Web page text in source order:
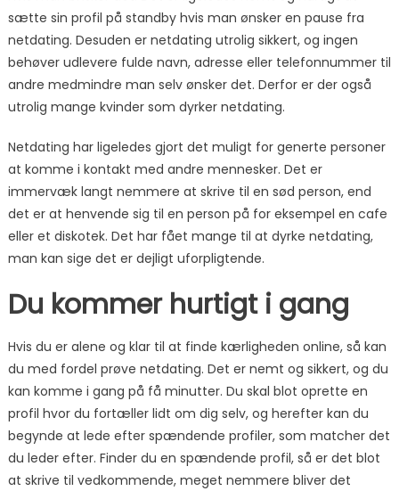
sætte sin profil på standby hvis man ønsker en pause fra
netdating. Desuden er netdating utrolig sikkert, og ingen
behøver udlevere fulde navn, adresse eller telefonnummer til
andre medmindre man selv ønsker det. Derfor er der også
utrolig mange kvinder som dyrker netdating.
Netdating har ligeledes gjort det muligt for generte personer
at komme i kontakt med andre mennesker. Det er
immervæk langt nemmere at skrive til en sød person, end
det er at henvende sig til en person på for eksempel en cafe
eller et diskotek. Det har fået mange til at dyrke netdating,
man kan sige det er dejligt uforpligtende.
Du kommer hurtigt i gang
Hvis du er alene og klar til at finde kærligheden online, så kan
du med fordel prøve netdating. Det er nemt og sikkert, og du
kan komme i gang på få minutter. Du skal blot oprette en
profil hvor du fortæller lidt om dig selv, og herefter kan du
begynde at lede efter spændende profiler, som matcher det
du leder efter. Finder du en spændende profil, så er det blot
at skrive til vedkommende, meget nemmere bliver det